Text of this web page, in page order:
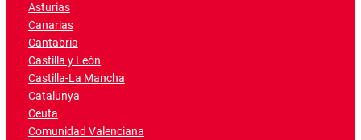
Asturias
Canarias
Cantabria
Castilla y León
Castilla-La Mancha
Catalunya
Ceuta
Comunidad Valenciana